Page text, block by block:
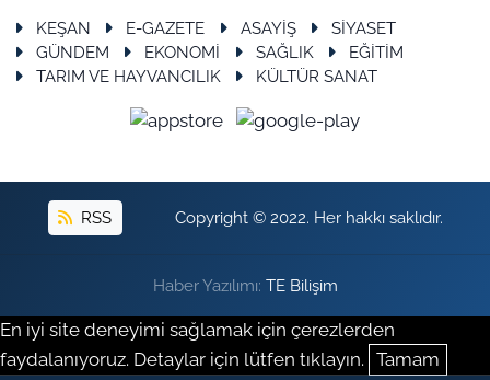
KEŞAN E-GAZETE ASAYİŞ
SİYASET
GÜNDEM
EKONOMİ SAĞLIK
EĞİTİM
TARIM VE HAYVANCILIK
KÜLTÜR SANAT
RSS Copyright © 2022. Her hakkı saklıdır.
Haber Yazılımı: TE Bilişim
En iyi site deneyimi sağlamak için çerezlerden
faydalanıyoruz. Detaylar için lütfen tıklayın. Tamam